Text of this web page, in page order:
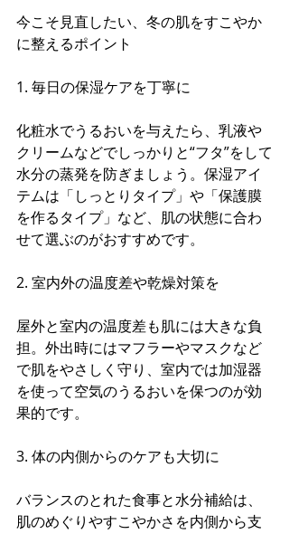
今こそ見直したい、冬の肌をすこやか
に整えるポイント
1. 毎日の保湿ケアを丁寧に
化粧水でうるおいを与えたら、乳液や
クリームなどでしっかりと“フタ”をして
水分の蒸発を防ぎましょう。保湿アイ
テムは「しっとりタイプ」や「保護膜
を作るタイプ」など、肌の状態に合わ
せて選ぶのがおすすめです。
2. 室内外の温度差や乾燥対策を
屋外と室内の温度差も肌には大きな負
担。外出時にはマフラーやマスクなど
で肌をやさしく守り、室内では加湿器
を使って空気のうるおいを保つのが効
果的です。
3. 体の内側からのケアも大切に
バランスのとれた食事と水分補給は、
肌のめぐりやすこやかさを内側から支